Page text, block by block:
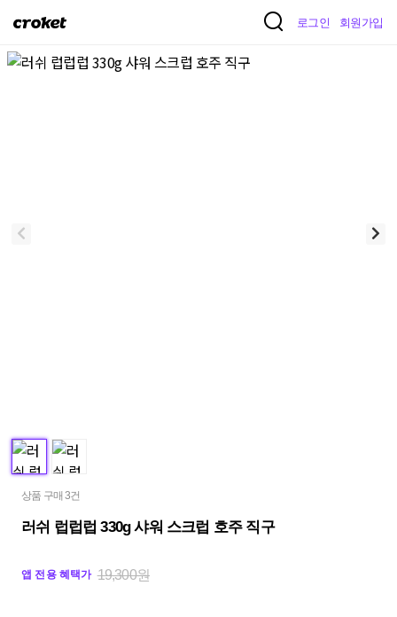
크
켓
로그인 회원가입
상품 구매 3건
러쉬 럽럽럽 330g 샤워 스크럽 호주 직구
앱 전용 혜택가 19,300원